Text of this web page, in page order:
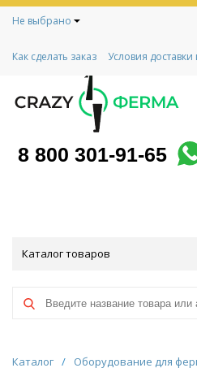
Не выбрано
Как сделать заказ Условия доставки
Контакты
Социальный контракт
Любимая
8 800 301-91-65
Каталог товаров
Каталог / Оборудование для